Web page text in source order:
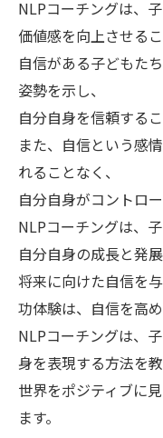
NLPコーチングは、
価値感を向上させる
自信がある子どもた
姿勢を示し、
自分自身を信頼する
また、自信という感
れることなく、
自分自身がコントロ
NLPコーチングは、
自分自身の成長と発展
将来に向けた自信を
功体験は、自信を高
NLPコーチングは、
身を表現する方法を教
世界をポジティブに
ます。